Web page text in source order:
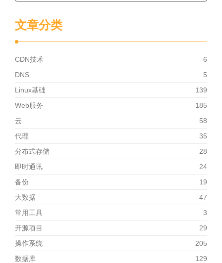
文章分类
CDN技术
6
DNS
5
Linux基础
139
Web服务
185
云
58
代理
35
分布式存储
28
即时通讯
24
备份
19
大数据
47
常用工具
3
开源项目
29
操作系统
205
数据库
129